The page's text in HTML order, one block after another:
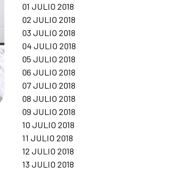
01 JULIO 2018
02 JULIO 2018
03 JULIO 2018
04 JULIO 2018
05 JULIO 2018
06 JULIO 2018
07 JULIO 2018
08 JULIO 2018
09 JULIO 2018
10 JULIO 2018
11 JULIO 2018
12 JULIO 2018
13 JULIO 2018